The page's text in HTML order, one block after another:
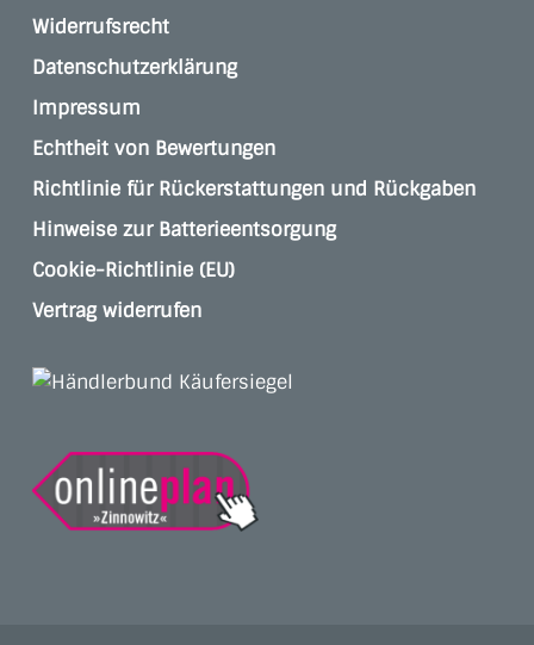
Widerrufsrecht
Datenschutzerklärung
Impressum
Echtheit von Bewertungen
Richtlinie für Rückerstattungen und Rückgaben
Hinweise zur Batterieentsorgung
Cookie-Richtlinie (EU)
Vertrag widerrufen